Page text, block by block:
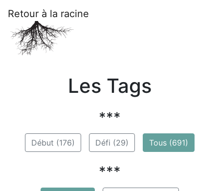
Retour à la racine
Les Tags
***
Début (176) Défi (29) Tous (691)
***